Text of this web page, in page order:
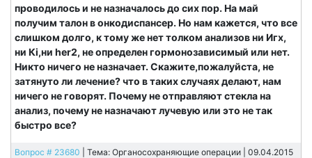
проводилось и не назначалось до сих пор. На май
получим талон в онкодиспансер. Но нам кажется, что все
слишком долго, к тому же нет толком анализов ни Игх,
ни Кi,ни her2, не определен гормонозависимый или нет.
Никто ничего не назначает. Скажите,пожалуйста, не
затянуто ли лечение? что в таких случаях делают, нам
ничего не говорят. Почему не отправляют стекла на
анализ, почему не назначают лучевую или это не так
быстро все?
Вопрос # 23680 | Тема: Органосохраняющие операции | 09.04.2015